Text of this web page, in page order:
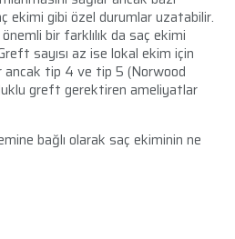
ekimi gibi özel durumlar uzatabilir.
bir farklılık da saç ekimi
sayısı az ise lokal ekim için
ancak tip 4 ve tip 5 (Norwood
greft gerektiren ameliyatlar
bağlı olarak saç ekiminin ne